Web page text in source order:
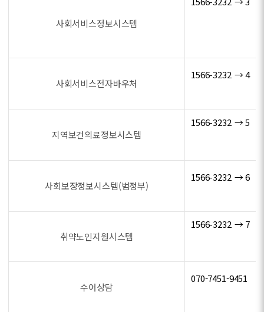
사회서비스정보시스템
사회서비스전자바우처
1566-3232 → 4
지역보건의료정보시스템
1566-3232 → 5
사회보장정보시스템(범정부)
1566-3232 → 6
취약노인지원시스템
1566-3232 → 7
수어상담
070-7451-9451